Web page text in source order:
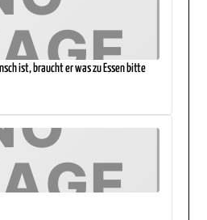
ist, braucht er was zu Essen bitte